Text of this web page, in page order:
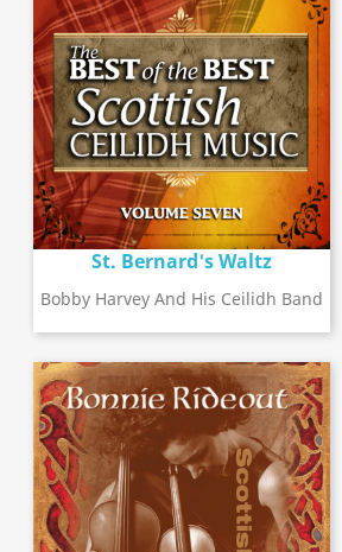
St. Bernard's Waltz
Bobby Harvey And His Ceilidh Band